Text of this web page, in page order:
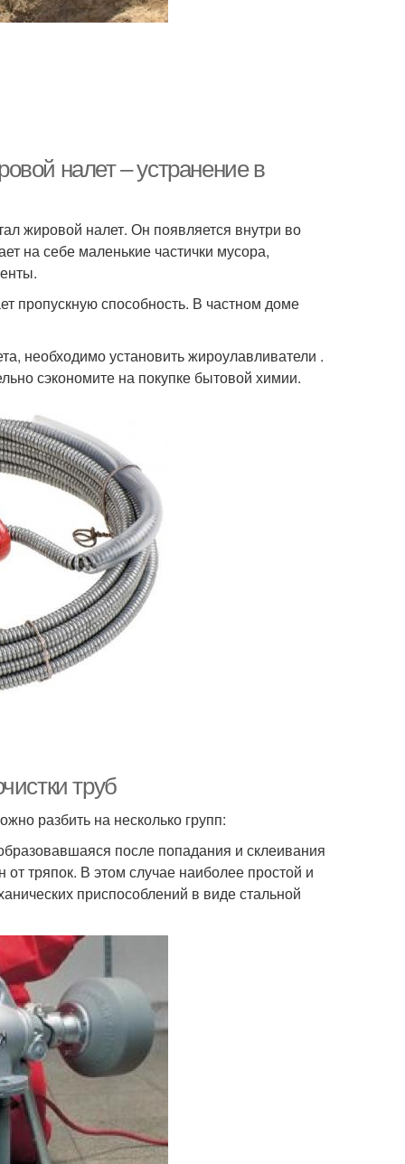
налет – устранение в
жировой налет. Он появляется внутри во
на себе маленькие частички мусора,
пропускную способность. В частном доме
необходимо установить жироулавливатели .
сэкономите на покупке бытовой химии.
труб
разбить на несколько групп:
после попадания и склеивания
тряпок. В этом случае наиболее простой и
приспособлений в виде стальной